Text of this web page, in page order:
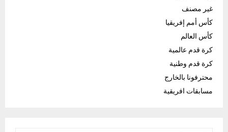
غير مصنف
كأس أمم إفريقيا
كأس العالم
كرة قدم عالمية
كرة قدم وطنية
محترفونا بالخارج
مسابقات افريقية